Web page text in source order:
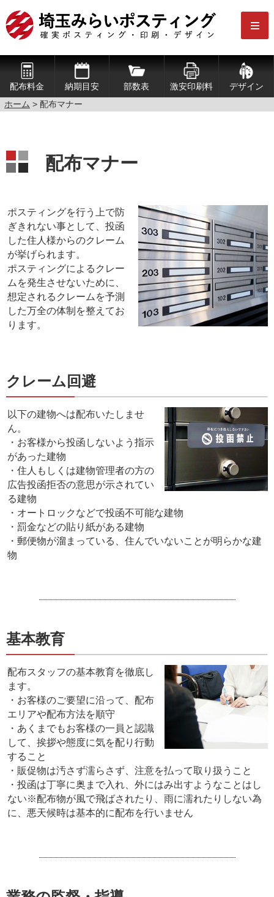
配布料金 納期目安 部数表 激安印刷料
デザイン
ホーム > 配布マナー
配布マナー
ポスティングを行う上で防
ぎきれない事として、投函
した住人様からのクレーム
が挙げられます。
ポスティングによるクレー
ムを発生させないために、
想定されるクレームを予測
した万全の体制を整えてお
ります。
クレーム回避
以下の建物へは配布いたしませ
ん。
・お客様から投函しないよう指示
があった建物
・住人もしくは建物管理者の方の
広告投函拒否の意思が示されてい
る建物
・オートロックなどで投函不可能な建物
・罰金などの貼り紙がある建物
・郵便物が溜まっている、住んでいないことが明らかな建
物
基本教育
配布スタッフの基本教育を徹底し
ます。
・お客様のご要望に沿って、配布
エリアや配布方法を順守
・あくまでもお客様の一員と認識
して、挨拶や態度に気を配り行動
すること
・販促物は汚さず濡らさず、注意を払って取り扱うこと
・投函は丁寧に奥まで入れ、外にはみ出すようなことはし
ない※配布物が風で飛ばされたり、雨に濡れたりしない為
に、悪天候時は基本的に配布を行いません